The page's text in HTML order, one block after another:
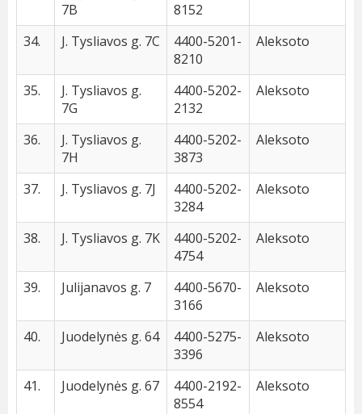
7B
8152
34. J. Tysliavos g. 7C
4400-5201-
8210
Aleksoto
35.
J. Tysliavos g.
7G
4400-5202-
2132
Aleksoto
36.
J. Tysliavos g.
7H
4400-5202-
3873
Aleksoto
37. J. Tysliavos g. 7J
4400-5202-
3284
Aleksoto
38. J. Tysliavos g. 7K
4400-5202-
4754
Aleksoto
39. Julijanavos g. 7
4400-5670-
3166
Aleksoto
40. Juodelynės g. 64
4400-5275-
3396
Aleksoto
41. Juodelynės g. 67
4400-2192-
8554
Aleksoto